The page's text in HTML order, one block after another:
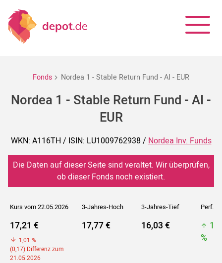
Fonds Nordea 1 - Stable Return Fund - AI - EUR
Nordea 1 - Stable Return Fund - AI -
EUR
WKN: A116TH / ISIN: LU1009762938 /Nordea Inv. Funds
Die Daten auf dieser Seite sind veraltet. Wir überprüfen,
ob dieser Fonds noch existiert.
Kurs vom 22.05.2026 3-Jahres-Hoch 3-Jahres-Tief Perf. 5J
17,21 €
1,01 %
(0,17) Differenz zum
21.05.2026
17,77 € 16,03 €
%